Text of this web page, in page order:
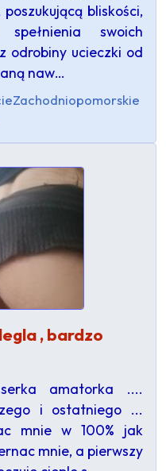
bliskości,
spełnienia swoich
odrobiny ucieczki od
naw…
Zachodniopomorskie
, bardzo
amatorka ....
i ostatniego ...
mnie w 100% jak
mnie, a pierwszy